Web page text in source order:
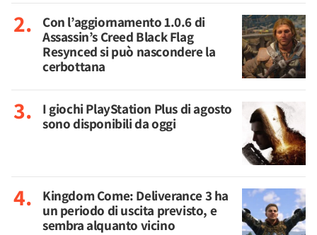
Con l’aggiornamento 1.0.6 di
Assassin’s Creed Black Flag
Resynced si può nascondere la
cerbottana
I giochi PlayStation Plus di agosto
sono disponibili da oggi
Kingdom Come: Deliverance 3 ha
un periodo di uscita previsto, e
sembra alquanto vicino